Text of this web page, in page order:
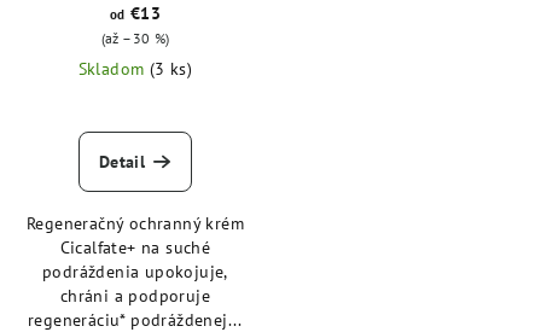
od €13
(až –30 %)
Skladom (3 ks)
Detail
Regeneračný ochranný krém
Cicalfate+ na suché
podráždenia upokojuje,
chráni a podporuje
regeneráciu* podráždenej...